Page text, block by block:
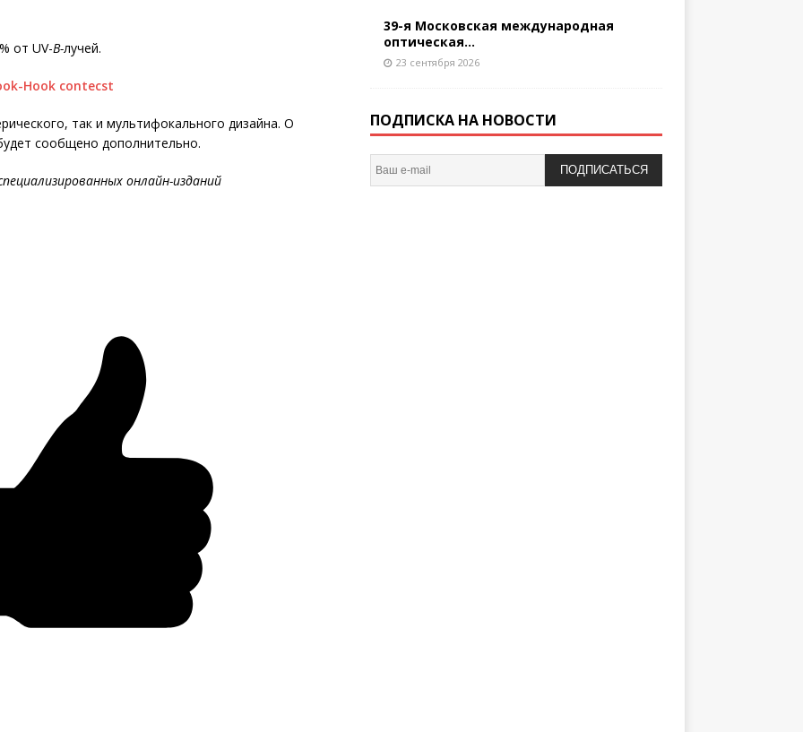
от UV-B-лучей.
так и мультифокального дизайна. О
сообщено дополнительно.
онлайн-изданий
39-я Московская международная
оптическая...
23 сентября 2026
ПОДПИСКА НА НОВОСТИ
ПОДПИСАТЬСЯ